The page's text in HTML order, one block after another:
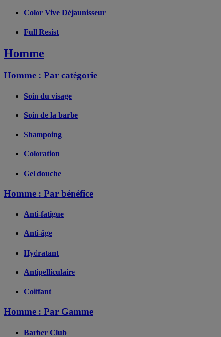
Color Vive Déjaunisseur
Full Resist
Homme
Homme : Par catégorie
Soin du visage
Soin de la barbe
Shampoing
Coloration
Gel douche
Homme : Par bénéfice
Anti-fatigue
Anti-âge
Hydratant
Antipelliculaire
Coiffant
Homme : Par Gamme
Barber Club